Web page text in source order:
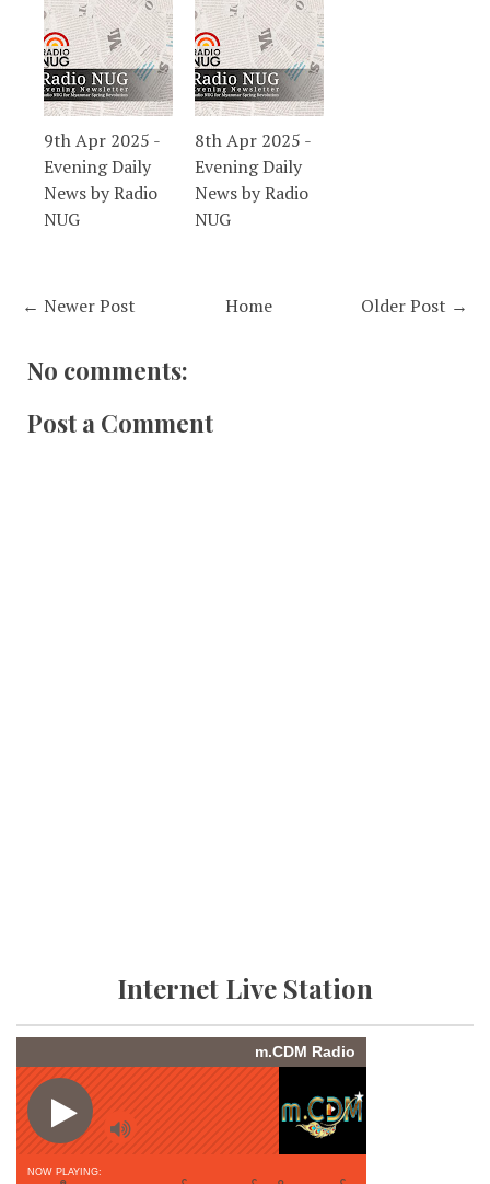
9th Apr 2025 -
Evening Daily
News by Radio
NUG
8th Apr 2025 -
Evening Daily
News by Radio
NUG
← Newer Post Older Post →
Home
No comments:
Post a Comment
Internet Live Station